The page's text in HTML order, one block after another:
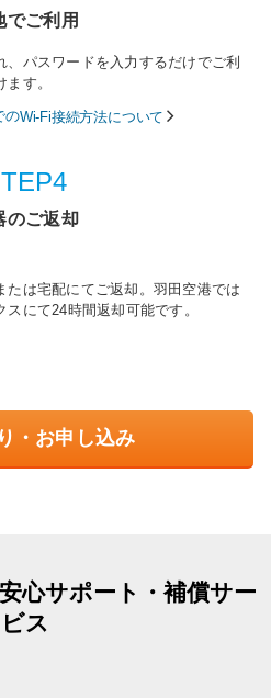
でご利用
、パスワードを入力するだけでご利
ます。
のWi-Fi接続方法について
のご返却
たは宅配にてご返却。羽田空港では
スにて24時間返却可能です。
・お申し込み
心サポート・補償サー
ビス